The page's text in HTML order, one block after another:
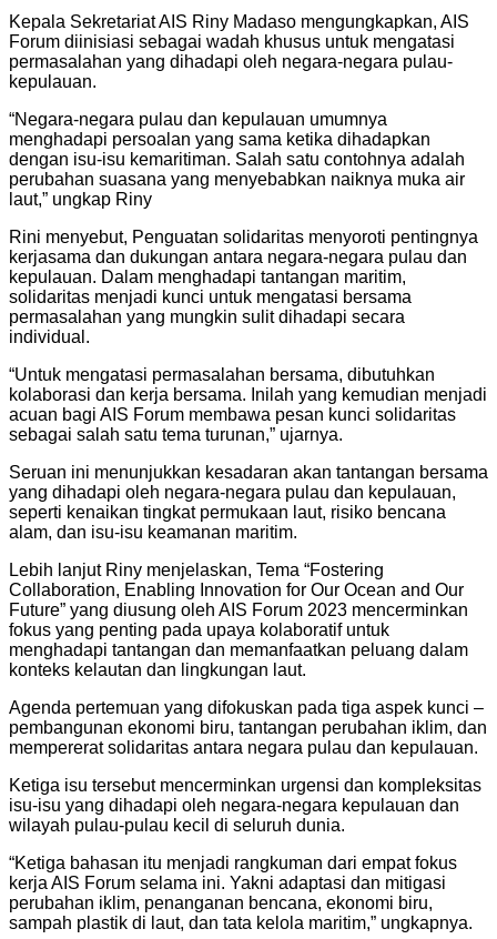
Kepala Sekretariat AIS Riny Madaso mengungkapkan, AIS
Forum diinisiasi sebagai wadah khusus untuk mengatasi
permasalahan yang dihadapi oleh negara-negara pulau-
kepulauan.
“Negara-negara pulau dan kepulauan umumnya
menghadapi persoalan yang sama ketika dihadapkan
dengan isu-isu kemaritiman. Salah satu contohnya adalah
perubahan suasana yang menyebabkan naiknya muka air
laut,” ungkap Riny
Rini menyebut, Penguatan solidaritas menyoroti pentingnya
kerjasama dan dukungan antara negara-negara pulau dan
kepulauan. Dalam menghadapi tantangan maritim,
solidaritas menjadi kunci untuk mengatasi bersama
permasalahan yang mungkin sulit dihadapi secara
individual.
“Untuk mengatasi permasalahan bersama, dibutuhkan
kolaborasi dan kerja bersama. Inilah yang kemudian menjadi
acuan bagi AIS Forum membawa pesan kunci solidaritas
sebagai salah satu tema turunan,” ujarnya.
Seruan ini menunjukkan kesadaran akan tantangan bersama
yang dihadapi oleh negara-negara pulau dan kepulauan,
seperti kenaikan tingkat permukaan laut, risiko bencana
alam, dan isu-isu keamanan maritim.
Lebih lanjut Riny menjelaskan, Tema “Fostering
Collaboration, Enabling Innovation for Our Ocean and Our
Future” yang diusung oleh AIS Forum 2023 mencerminkan
fokus yang penting pada upaya kolaboratif untuk
menghadapi tantangan dan memanfaatkan peluang dalam
konteks kelautan dan lingkungan laut.
Agenda pertemuan yang difokuskan pada tiga aspek kunci –
pembangunan ekonomi biru, tantangan perubahan iklim, dan
mempererat solidaritas antara negara pulau dan kepulauan.
Ketiga isu tersebut mencerminkan urgensi dan kompleksitas
isu-isu yang dihadapi oleh negara-negara kepulauan dan
wilayah pulau-pulau kecil di seluruh dunia.
“Ketiga bahasan itu menjadi rangkuman dari empat fokus
kerja AIS Forum selama ini. Yakni adaptasi dan mitigasi
perubahan iklim, penanganan bencana, ekonomi biru,
sampah plastik di laut, dan tata kelola maritim,” ungkapnya.